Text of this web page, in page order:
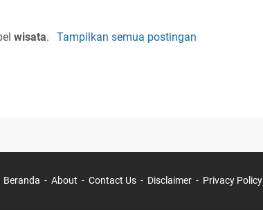
wisata. Tampilkan semua postingan
Beranda About Contact Us Disclaimer Privacy Policy